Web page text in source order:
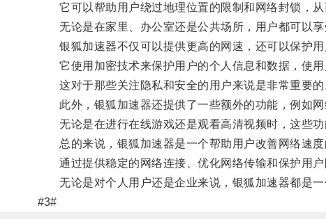
它可以帮助用户绕过地理位置的限制和网络封锁，从
无论是在家里、办公室还是公共场所，用户都可以享
银狐加速器不仅可以提供更高的网速，还可以保护用
它使用加密技术来保护用户的个人信息和数据，使用
这对于那些关注隐私和安全的用户来说是非常重要的
此外，银狐加速器还提供了一些额外的功能，例如网
无论是在进行在线游戏还是观看高清视频时，这些功
总的来说，银狐加速器是一个帮助用户改善网络速度
通过提供稳定的网络连接、优化网络传输和保护用户
无论是对个人用户还是企业来说，银狐加速器都是一
#3#